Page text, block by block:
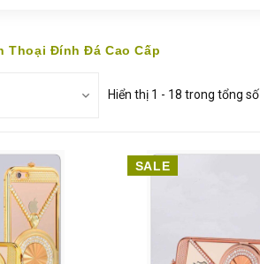
Thoại Đính Đá Cao Cấp
Hiển thị 1 - 18 trong tổng
SALE